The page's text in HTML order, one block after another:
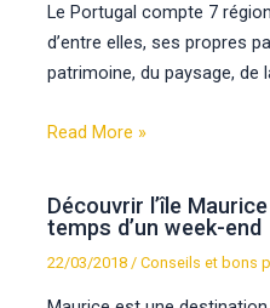
Le Portugal compte 7
d’entre elles, ses propres
patrimoine, du paysage,
Read More »
Découvrir l’île
temps d’un week-end
22/03/2018 /Conseils et bons